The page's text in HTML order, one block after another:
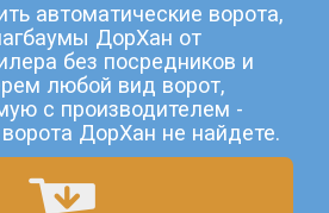
автоматические ворота,
ДорХан от
без посредников и
любой вид ворот,
с производителем -
ДорХан не найдете.